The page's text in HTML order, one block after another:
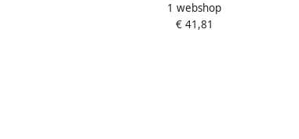
19mm J.19LAVSE
1 webshop
€ 41,81